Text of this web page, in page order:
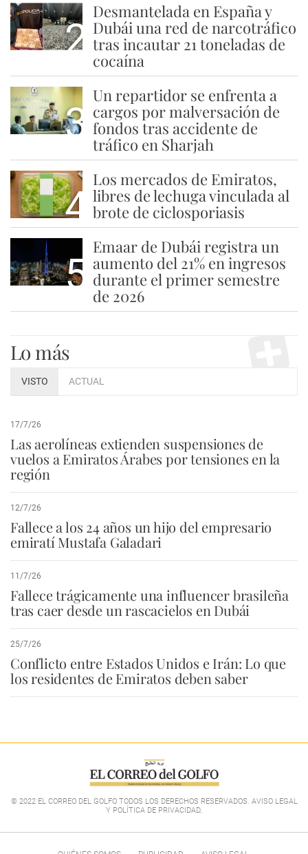
2
Desmantelada en España y
Dubái una red de narcotráfico
tras incautar 21 toneladas de
cocaína
3
Un repartidor se enfrenta a
cargos por malversación de
fondos tras accidente de
tráfico en Sharjah
4
Los mercados de Emiratos,
libres de lechuga vinculada al
brote de ciclosporiasis
5
Emaar de Dubái registra un
aumento del 21% en ingresos
durante el primer semestre
de 2026
Lo más
VISTO ACTUAL
17/7/26
Las aerolíneas extienden suspensiones de
vuelos a Emiratos Árabes por tensiones en la
región
12/7/26
Fallece a los 24 años un hijo del empresario
emiratí Mustafa Galadari
11/7/26
Fallece trágicamente una influencer brasileña
tras caer desde un rascacielos en Dubái
25/7/26
Conflicto entre Estados Unidos e Irán: Lo que
los residentes de Emiratos deben saber
© 2022 EL CORREO DEL GOLFO TODOS LOS DERECHOS RESERVADOS. AVISO LEGAL
Y POLÍTICA DE PRIVACIDAD.